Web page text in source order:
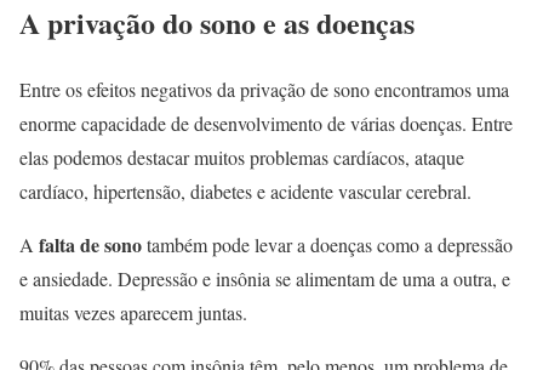
A privação do sono e as doenças
Entre os efeitos negativos da privação de sono encontramos uma
enorme capacidade de desenvolvimento de várias doenças. Entre
elas podemos destacar muitos problemas cardíacos, ataque
cardíaco, hipertensão, diabetes e acidente vascular cerebral.
A falta de sonotambém pode levar a doenças como a depressão
e ansiedade. Depressão e insônia se alimentam de uma a outra, e
muitas vezes aparecem juntas.